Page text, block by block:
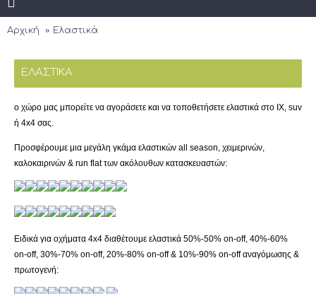
Αρχική Ελαστικά
ΕΛΑΣΤΙΚΆ
ο χώρο μας μπορείτε να αγοράσετε και να τοποθετήσετε ελαστικά στο ΙΧ, suv
ή 4x4 σας.
Προσφέρουμε μια μεγάλη γκάμα ελαστικών all season, χειμερινών,
καλοκαιρινών & run flat των ακόλουθων κατασκευαστών:
Ειδικά για οχήματα 4x4 διαθέτουμε ελαστικά 50%-50% on-off, 40%-60%
on-off, 30%-70% on-off, 20%-80% on-off & 10%-90% on-off αναγόμωσης &
πρωτογενή: